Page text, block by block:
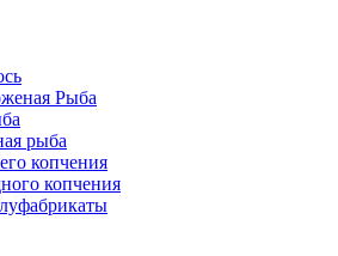
Рыба
рыба
копчения
копчения